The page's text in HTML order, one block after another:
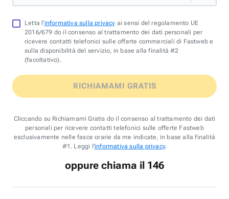
Letta l'informativa sulla privacy ai sensi del regolamento UE
2016/679 do il consenso al trattamento dei dati personali per
ricevere contatti telefonici sulle offerte commerciali di Fastweb e
sulla disponibilità del servizio, in base alla finalità #2
(facoltativo).
RICHIAMAMI GRATIS
Cliccando su Richiamami Gratis do il consenso al trattamento dei dati
personali per ricevere contatti telefonici sulle offerte Fastweb
esclusivamente nelle fasce orarie da me indicate, in base alla finalità
#1. Leggi l'informativa sulla privacy.
oppure chiama il 146